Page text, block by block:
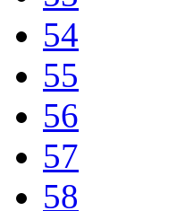
54
55
56
57
58